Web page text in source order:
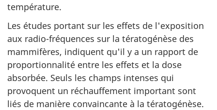
température.
Les études portant sur les effets de l'exposition
aux radio-fréquences sur la tératogénèse des
mammifères, indiquent qu'il y a un rapport de
proportionnalité entre les effets et la dose
absorbée. Seuls les champs intenses qui
provoquent un réchauffement important sont
liés de manière convaincante à la tératogénèse.